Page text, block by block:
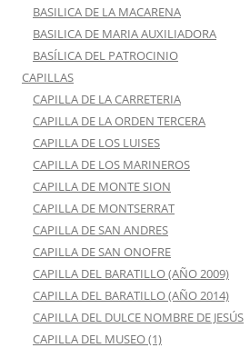
BASILICA DE LA MACARENA
BASILICA DE MARIA AUXILIADORA
BASÍLICA DEL PATROCINIO
CAPILLAS
CAPILLA DE LA CARRETERIA
CAPILLA DE LA ORDEN TERCERA
CAPILLA DE LOS LUISES
CAPILLA DE LOS MARINEROS
CAPILLA DE MONTE SION
CAPILLA DE MONTSERRAT
CAPILLA DE SAN ANDRES
CAPILLA DE SAN ONOFRE
CAPILLA DEL BARATILLO (AÑO 2009)
CAPILLA DEL BARATILLO (AÑO 2014)
CAPILLA DEL DULCE NOMBRE DE JESÚS
CAPILLA DEL MUSEO (1)